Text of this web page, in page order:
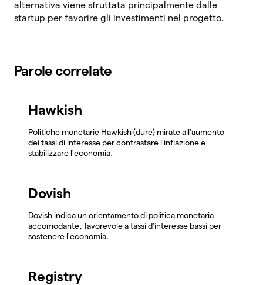
alternativa viene sfruttata principalmente dalle
startup per favorire gli investimenti nel progetto.
Parole correlate
Hawkish
Politiche monetarie Hawkish (dure) mirate all'aumento
dei tassi di interesse per contrastare l'inflazione e
stabilizzare l'economia.
Dovish
Dovish indica un orientamento di politica monetaria
accomodante, favorevole a tassi d'interesse bassi per
sostenere l'economia.
Registry